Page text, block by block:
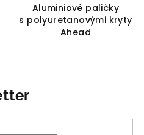
Aluminiové paličky
s polyuretanovými kryty
Ahead